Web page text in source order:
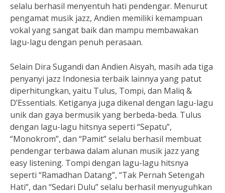
selalu berhasil menyentuh hati pendengar. Menurut
pengamat musik jazz, Andien memiliki kemampuan
vokal yang sangat baik dan mampu membawakan
lagu-lagu dengan penuh perasaan.
Selain Dira Sugandi dan Andien Aisyah, masih ada tiga
penyanyi jazz Indonesia terbaik lainnya yang patut
diperhitungkan, yaitu Tulus, Tompi, dan Maliq &
D’Essentials. Ketiganya juga dikenal dengan lagu-lagu
unik dan gaya bermusik yang berbeda-beda. Tulus
dengan lagu-lagu hitsnya seperti “Sepatu”,
“Monokrom”, dan “Pamit” selalu berhasil membuat
pendengar terbawa dalam alunan musik jazz yang
easy listening. Tompi dengan lagu-lagu hitsnya
seperti “Ramadhan Datang”, “Tak Pernah Setengah
Hati”, dan “Sedari Dulu” selalu berhasil menyuguhkan